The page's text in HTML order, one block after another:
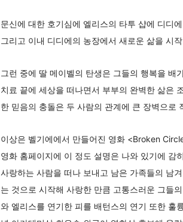
문신에 대한 호기심에 엘리스의 타투 샵에 디디
그리고 이내 디디에의 농장에서 새로운 삶을 시
그런 중에 딸 메이벨의 탄생은 그들의 행복을 배
치료 끝에 세상을 떠나면서 부부의 완벽한 삶은
한 믿음의 충돌은 두 사람의 관계에 큰 장벽으로
이상은 벨기에에서 만들어진 영화 <Broken
영화 홈페이지에 이 정도 설명은 나와 있기에 감
사랑하는 사람을 떠나 보내고 남은 가족들의 남
는 것으로 시작해 사랑한 만큼 고통스러운 그들
와 엘리스를 연기한 피를 배턴스의 연기 또한 훌